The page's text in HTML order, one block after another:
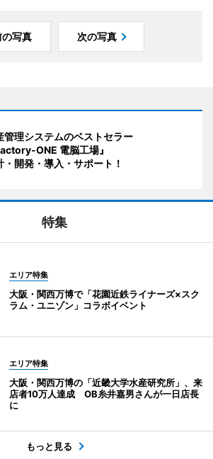
の写真 次の写真
管理システムのベストセラー
ONE 電脳工場』
・開発・導入・サポート！
特集
エリア特集
大阪・関西万博で「花園近鉄ライナーズ×スク
ラム・ユニゾン」コラボイベント
エリア特集
大阪・関西万博の「近畿大学水産研究所」、来
店者10万人達成 OB糸井嘉男さんが一日店長
に
もっと見る